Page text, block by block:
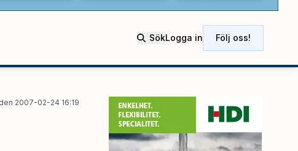
SökLogga in Följ oss!
den 2007-02-24 16:19